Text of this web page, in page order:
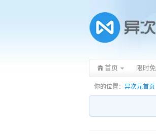
首页 限时
你的位置： 异次元首页